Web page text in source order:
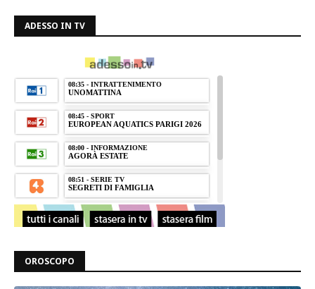
ADESSO IN TV
OROSCOPO